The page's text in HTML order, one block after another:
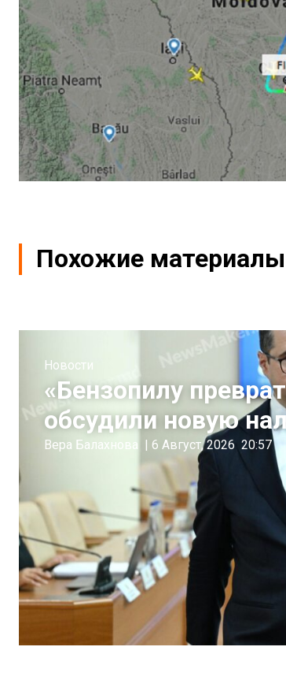
Похожие материалы
Новости
«Бензопилу
обсудили новую
Вера Балахнова | 6 Август, 2026 20:57